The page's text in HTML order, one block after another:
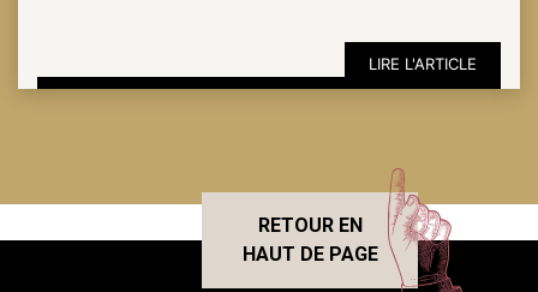
LIRE L'ARTICLE
RETOUR EN
HAUT DE PAGE